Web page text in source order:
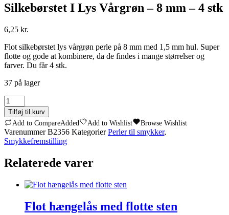
Silkebørstet I Lys Vårgrøn – 8 mm – 4 stk
6,25 kr.
Flot silkebørstet lys vårgrøn perle på 8 mm med 1,5 mm hul. Super
flotte og gode at kombinere, da de findes i mange størrelser og
farver. Du får 4 stk.
37 på lager
Silkebørstet
I
Lys
Vårgrøn
-
8
Tilføj til kurv
Add to CompareAdded Add to Wishlist Browse Wishlist
VarenummerB2356 Kategorier Perler til smykker,
Smykkefremstilling
Relaterede varer
Flot hængelås med flotte sten